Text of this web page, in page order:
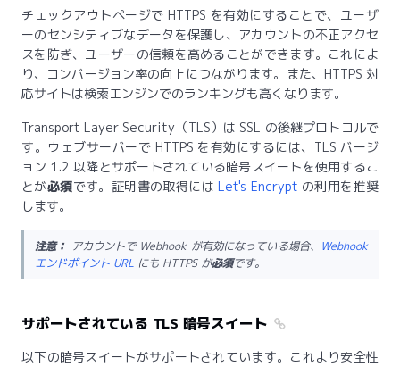
チェックアウトページで HTTPS を有効にすることで、ユーザ
ーのセンシティブなデータを保護し、アカウントの不正アクセ
スを防ぎ、ユーザーの信頼を高めることができます。これによ
り、コンバージョン率の向上につながります。また、HTTPS 対
応サイトは検索エンジンでのランキングも高くなります。
Transport Layer Security（TLS）は SSL の後継プロトコルで
す。ウェブサーバーで HTTPS を有効にするには、TLS バージ
ョン 1.2 以降とサポートされている暗号スイートを使用するこ
とが必須です。証明書の取得にはLet's Encrypt の利用を推奨
します。
注意： アカウントで Webhook が有効になっている場合、 Webhook
エンドポイント URL にも HTTPS が必須です。
サポートされている TLS 暗号スイート
以下の暗号スイートがサポートされています。これより安全性